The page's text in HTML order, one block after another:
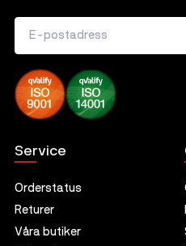
E-postadress
Service
Orderstatus
Returer
Våra butiker